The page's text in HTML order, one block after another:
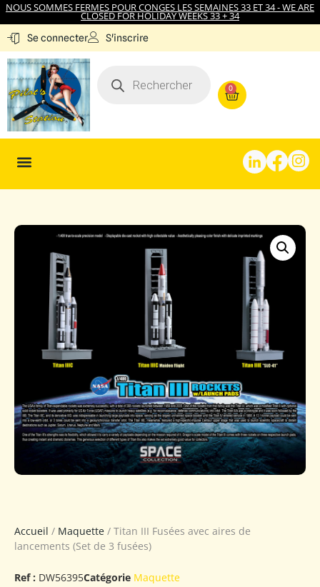
NOUS SOMMES FERMES POUR CONGES LES SEMAINES 33 ET 34 - WE ARE
CLOSED FOR HOLIDAY WEEKS 33 + 34
Se connecter S'inscrire
0
Accueil / Maquette / Titan III Fusées avec aires de
lancements (Set de 3 fusées)
Ref : DW56395Catégorie Maquette